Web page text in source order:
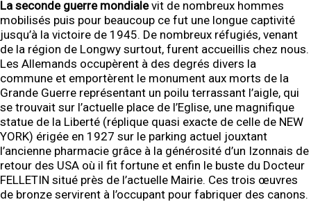
La seconde guerre mondialevit de nombreux hommes
mobilisés puis pour beaucoup ce fut une longue captivité
jusqu’à la victoire de 1945. De nombreux réfugiés, venant
de la région de Longwy surtout, furent accueillis chez nous.
Les Allemands occupèrent à des degrés divers la
commune et emportèrent le monument aux morts de la
Grande Guerre représentant un poilu terrassant l’aigle, qui
se trouvait sur l’actuelle place de l’Eglise, une magnifique
statue de la Liberté (réplique quasi exacte de celle de NEW
YORK) érigée en 1927 sur le parking actuel jouxtant
l’ancienne pharmacie grâce à la générosité d’un Izonnais de
retour des USA où il fit fortune et enfin le buste du Docteur
FELLETIN situé près de l’actuelle Mairie. Ces trois œuvres
de bronze servirent à l’occupant pour fabriquer des canons.